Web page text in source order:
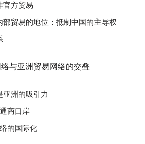
官方贸易
部贸易的地位：抵制中国的主导权
与亚洲贸易网络的交叠
亚洲的吸引力
商口岸
的国际化